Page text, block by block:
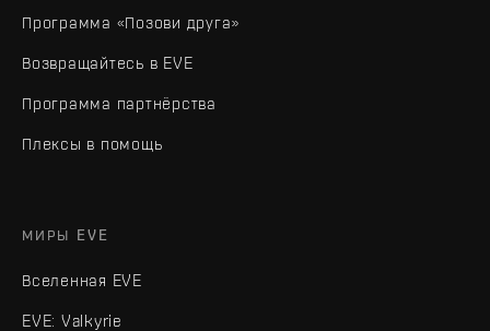
Программа «Позови друга»
Возвращайтесь в EVE
Программа партнёрства
Плексы в помощь
МИРЫ EVE
Вселенная EVE
EVE: Valkyrie